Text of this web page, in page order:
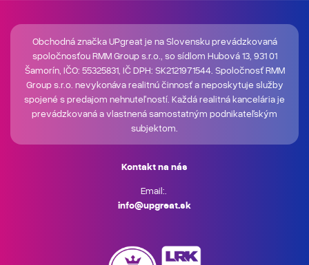
Obchodná značka UPgreat je na Slovensku prevádzkovaná
spoločnosťou RMM Group s.r.o., so sídlom Hubová 13, 931 01
Šamorín, IČO: 55325831, IČ DPH: SK2121971544. Spoločnosť RMM
Group s.r.o. nevykonáva realitnú činnosť a neposkytuje služby
spojené s predajom nehnuteľností. Každá realitná kancelária je
prevádzkovaná a vlastnená samostatným podnikateľským
subjektom.
Kontakt na nás
Email:.
info@upgreat.sk